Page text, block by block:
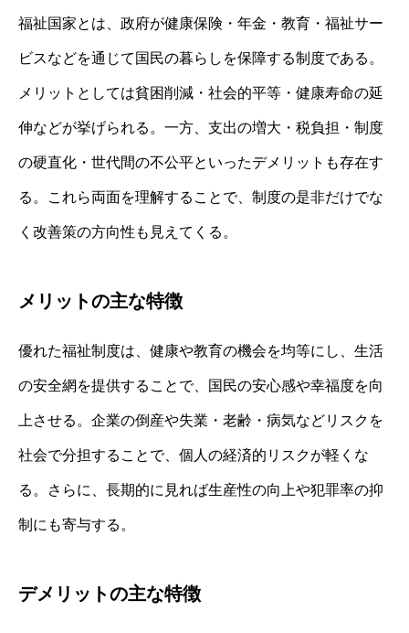
福祉国家とは、政府が健康保険・年金・教育・福祉サー
ビスなどを通じて国民の暮らしを保障する制度である。
メリットとしては貧困削減・社会的平等・健康寿命の延
伸などが挙げられる。一方、支出の増大・税負担・制度
の硬直化・世代間の不公平といったデメリットも存在す
る。これら両面を理解することで、制度の是非だけでな
く改善策の方向性も見えてくる。
メリットの主な特徴
優れた福祉制度は、健康や教育の機会を均等にし、生活
の安全網を提供することで、国民の安心感や幸福度を向
上させる。企業の倒産や失業・老齢・病気などリスクを
社会で分担することで、個人の経済的リスクが軽くな
る。さらに、長期的に見れば生産性の向上や犯罪率の抑
制にも寄与する。
デメリットの主な特徴